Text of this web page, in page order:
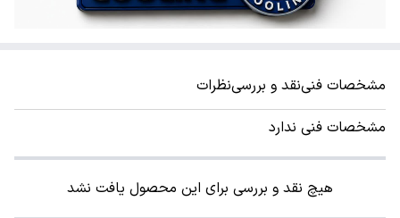
مشخصات فنینقد و بررسینظرات
مشخصات فنی ندارد
هیچ نقد و بررسی برای این محصول یافت نشد